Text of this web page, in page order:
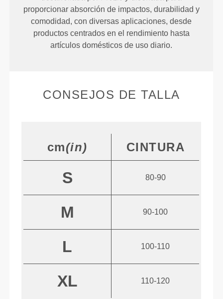
proporcionar absorción de impactos, durabilidad y
comodidad, con diversas aplicaciones, desde
productos centrados en el rendimiento hasta
artículos domésticos de uso diario.
CONSEJOS DE TALLA
cm(in) CINTURA
S 80-90
M 90-100
L 100-110
XL 110-120